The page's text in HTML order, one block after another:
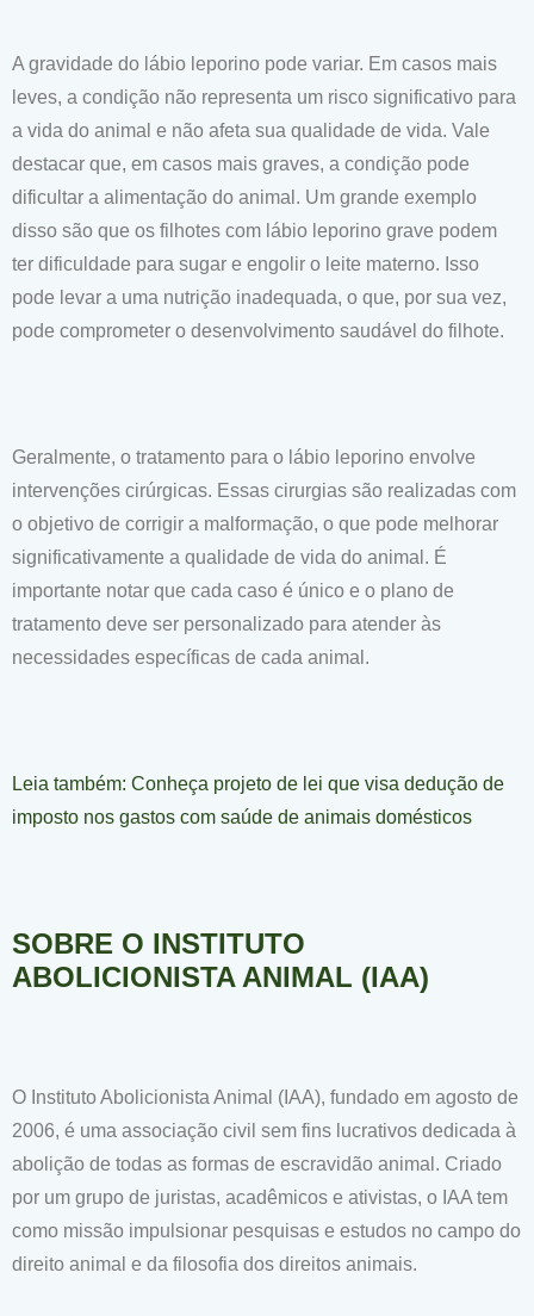
A gravidade do lábio leporino pode variar. Em casos mais
leves, a condição não representa um risco significativo para
a vida do animal e não afeta sua qualidade de vida. Vale
destacar que, em casos mais graves, a condição pode
dificultar a alimentação do animal. Um grande exemplo
disso são que os filhotes com lábio leporino grave podem
ter dificuldade para sugar e engolir o leite materno. Isso
pode levar a uma nutrição inadequada, o que, por sua vez,
pode comprometer o desenvolvimento saudável do filhote.
Geralmente, o tratamento para o lábio leporino envolve
intervenções cirúrgicas. Essas cirurgias são realizadas com
o objetivo de corrigir a malformação, o que pode melhorar
significativamente a qualidade de vida do animal. É
importante notar que cada caso é único e o plano de
tratamento deve ser personalizado para atender às
necessidades específicas de cada animal.
Leia também: Conheça projeto de lei que visa dedução de
imposto nos gastos com saúde de animais domésticos
SOBRE O INSTITUTO
ABOLICIONISTA ANIMAL (IAA)
O Instituto Abolicionista Animal (IAA), fundado em agosto de
2006, é uma associação civil sem fins lucrativos dedicada à
abolição de todas as formas de escravidão animal. Criado
por um grupo de juristas, acadêmicos e ativistas, o IAA tem
como missão impulsionar pesquisas e estudos no campo do
direito animal e da filosofia dos direitos animais.